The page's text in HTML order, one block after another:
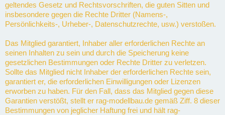
geltendes Gesetz und Rechtsvorschriften, die guten Sitten und
insbesondere gegen die Rechte Dritter (Namens-,
Persönlichkeits-, Urheber-, Datenschutzrechte, usw.) verstoßen.
Das Mitglied garantiert, Inhaber aller erforderlichen Rechte an
seinen Inhalten zu sein und durch die Speicherung keine
gesetzlichen Bestimmungen oder Rechte Dritter zu verletzen.
Sollte das Mitglied nicht Inhaber der erforderlichen Rechte sein,
garantiert er, die erforderlichen Einwilligungen oder Lizenzen
erworben zu haben. Für den Fall, dass das Mitglied gegen diese
Garantien verstößt, stellt er rag-modellbau.de gemäß Ziff. 8 dieser
Bestimmungen von jeglicher Haftung frei und hält rag-